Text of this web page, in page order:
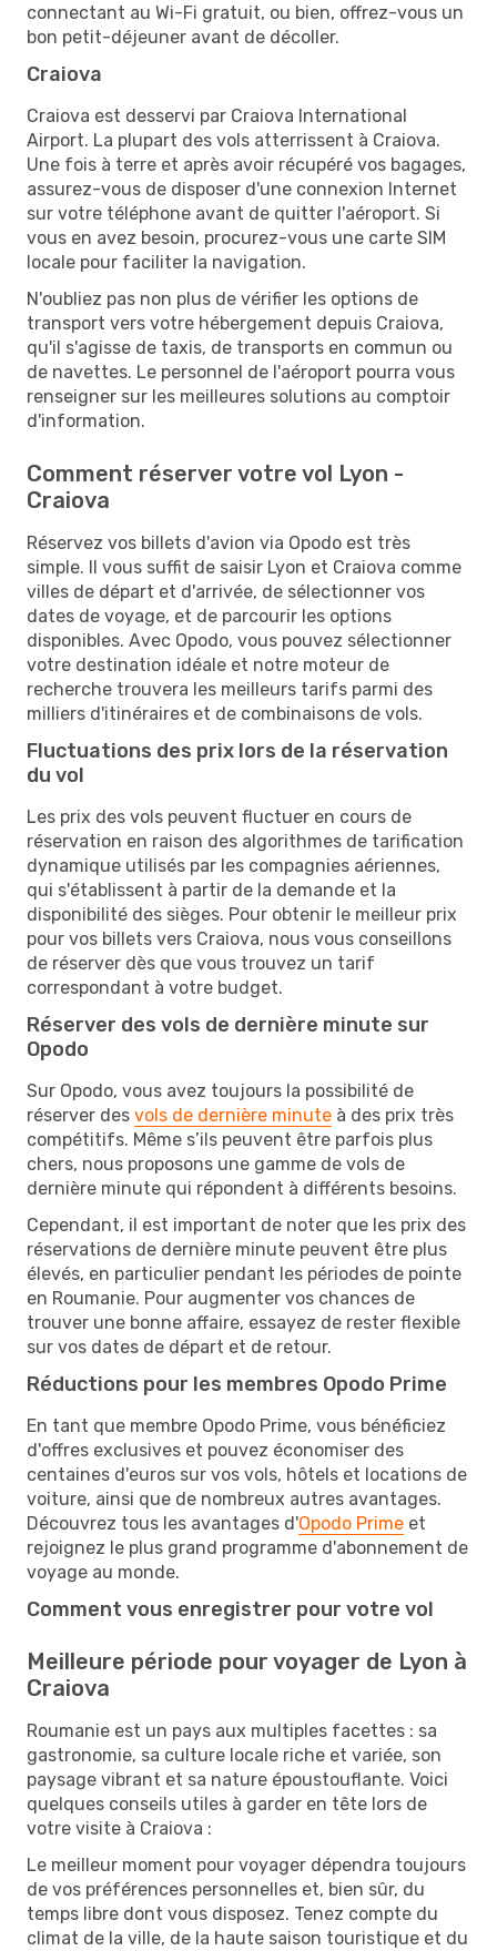
connectant au Wi-Fi gratuit, ou bien, offrez-vous un
bon petit-déjeuner avant de décoller.
Craiova
Craiova est desservi par Craiova International
Airport. La plupart des vols atterrissent à Craiova.
Une fois à terre et après avoir récupéré vos bagages,
assurez-vous de disposer d'une connexion Internet
sur votre téléphone avant de quitter l'aéroport. Si
vous en avez besoin, procurez-vous une carte SIM
locale pour faciliter la navigation.
N'oubliez pas non plus de vérifier les options de
transport vers votre hébergement depuis Craiova,
qu'il s'agisse de taxis, de transports en commun ou
de navettes. Le personnel de l'aéroport pourra vous
renseigner sur les meilleures solutions au comptoir
d'information.
Comment réserver votre vol Lyon -
Craiova
Réservez vos billets d'avion via Opodo est très
simple. Il vous suffit de saisir Lyon et Craiova comme
villes de départ et d'arrivée, de sélectionner vos
dates de voyage, et de parcourir les options
disponibles. Avec Opodo, vous pouvez sélectionner
votre destination idéale et notre moteur de
recherche trouvera les meilleurs tarifs parmi des
milliers d'itinéraires et de combinaisons de vols.
Fluctuations des prix lors de la réservation
du vol
Les prix des vols peuvent fluctuer en cours de
réservation en raison des algorithmes de tarification
dynamique utilisés par les compagnies aériennes,
qui s'établissent à partir de la demande et la
disponibilité des sièges. Pour obtenir le meilleur prix
pour vos billets vers Craiova, nous vous conseillons
de réserver dès que vous trouvez un tarif
correspondant à votre budget.
Réserver des vols de dernière minute sur
Opodo
Sur Opodo, vous avez toujours la possibilité de
réserver des vols de dernière minute à des prix très
compétitifs. Même s’ils peuvent être parfois plus
chers, nous proposons une gamme de vols de
dernière minute qui répondent à différents besoins.
Cependant, il est important de noter que les prix des
réservations de dernière minute peuvent être plus
élevés, en particulier pendant les périodes de pointe
en Roumanie. Pour augmenter vos chances de
trouver une bonne affaire, essayez de rester flexible
sur vos dates de départ et de retour.
Réductions pour les membres Opodo Prime
En tant que membre Opodo Prime, vous bénéficiez
d'offres exclusives et pouvez économiser des
centaines d'euros sur vos vols, hôtels et locations de
voiture, ainsi que de nombreux autres avantages.
Découvrez tous les avantages d'Opodo Prime et
rejoignez le plus grand programme d'abonnement de
voyage au monde.
Comment vous enregistrer pour votre vol
Meilleure période pour voyager de Lyon à
Craiova
Roumanie est un pays aux multiples facettes : sa
gastronomie, sa culture locale riche et variée, son
paysage vibrant et sa nature époustouflante. Voici
quelques conseils utiles à garder en tête lors de
votre visite à Craiova :
Le meilleur moment pour voyager dépendra toujours
de vos préférences personnelles et, bien sûr, du
temps libre dont vous disposez. Tenez compte du
climat de la ville, de la haute saison touristique et du